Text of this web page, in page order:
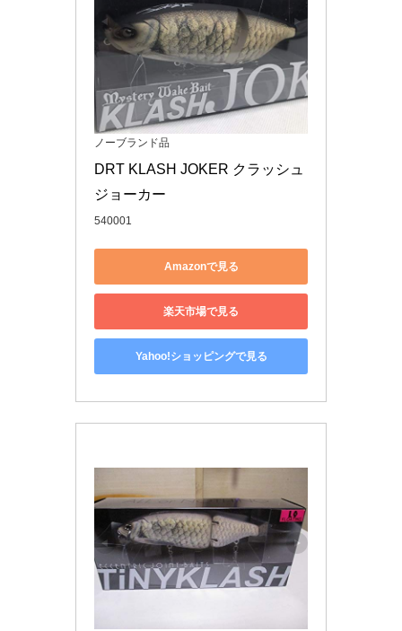
ノーブランド品
DRT KLASH JOKER クラッシュ
ジョーカー
540001
Amazonで見る
楽天市場で見る
Yahoo!ショッピングで見る